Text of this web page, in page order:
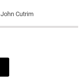
John Cutrim